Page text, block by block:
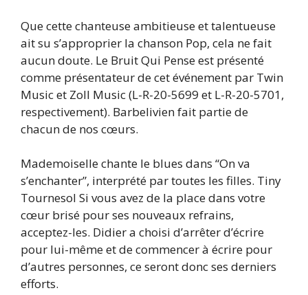
Que cette chanteuse ambitieuse et talentueuse
ait su s’approprier la chanson Pop, cela ne fait
aucun doute. Le Bruit Qui Pense est présenté
comme présentateur de cet événement par Twin
Music et Zoll Music (L-R-20-5699 et L-R-20-5701,
respectivement). Barbelivien fait partie de
chacun de nos cœurs.
Mademoiselle chante le blues dans “On va
s’enchanter”, interprété par toutes les filles. Tiny
Tournesol Si vous avez de la place dans votre
cœur brisé pour ses nouveaux refrains,
acceptez-les. Didier a choisi d’arrêter d’écrire
pour lui-même et de commencer à écrire pour
d’autres personnes, ce seront donc ses derniers
efforts.